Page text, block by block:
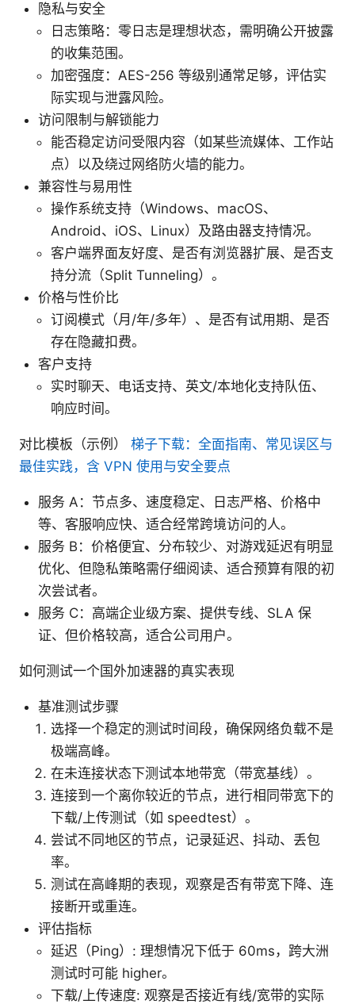
隐私与安全
日志策略：零日志是理想状态，需明确公开披露
的收集范围。
加密强度：AES-256 等级别通常足够，评估实
际实现与泄露风险。
访问限制与解锁能力
能否稳定访问受限内容（如某些流媒体、工作站
点）以及绕过网络防火墙的能力。
兼容性与易用性
操作系统支持（Windows、macOS、
Android、iOS、Linux）及路由器支持情况。
客户端界面友好度、是否有浏览器扩展、是否支
持分流（Split Tunneling）。
价格与性价比
订阅模式（月/年/多年）、是否有试用期、是否
存在隐藏扣费。
客户支持
实时聊天、电话支持、英文/本地化支持队伍、
响应时间。
对比模板（示例） 梯子下载：全面指南、常见误区与
最佳实践，含 VPN 使用与安全要点
服务 A：节点多、速度稳定、日志严格、价格中
等、客服响应快、适合经常跨境访问的人。
服务 B：价格便宜、分布较少、对游戏延迟有明显
优化、但隐私策略需仔细阅读、适合预算有限的初
次尝试者。
服务 C：高端企业级方案、提供专线、SLA 保
证、但价格较高，适合公司用户。
如何测试一个国外加速器的真实表现
基准测试步骤
选择一个稳定的测试时间段，确保网络负载不是
极端高峰。
在未连接状态下测试本地带宽（带宽基线）。
连接到一个离你较近的节点，进行相同带宽下的
下载/上传测试（如 speedtest）。
尝试不同地区的节点，记录延迟、抖动、丢包
率。
测试在高峰期的表现，观察是否有带宽下降、连
接断开或重连。
评估指标
延迟（Ping）: 理想情况下低于 60ms，跨大洲
测试时可能 higher。
下载/上传速度: 观察是否接近有线/宽带的实际